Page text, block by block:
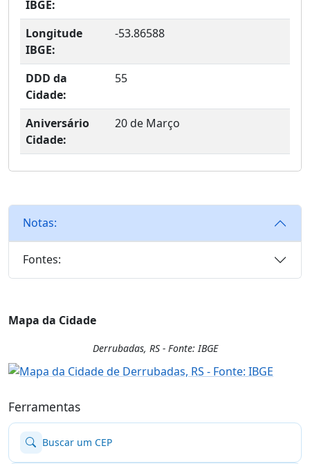
IBGE:
Longitude
IBGE:
-53.86588
DDD da
Cidade:
55
Aniversário
Cidade:
20 de Março
Notas:
Fontes:
Mapa da Cidade
Derrubadas, RS - Fonte: IBGE
Ferramentas
Buscar um CEP